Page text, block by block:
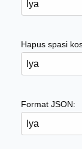
Hapus spasi
Format JSON: